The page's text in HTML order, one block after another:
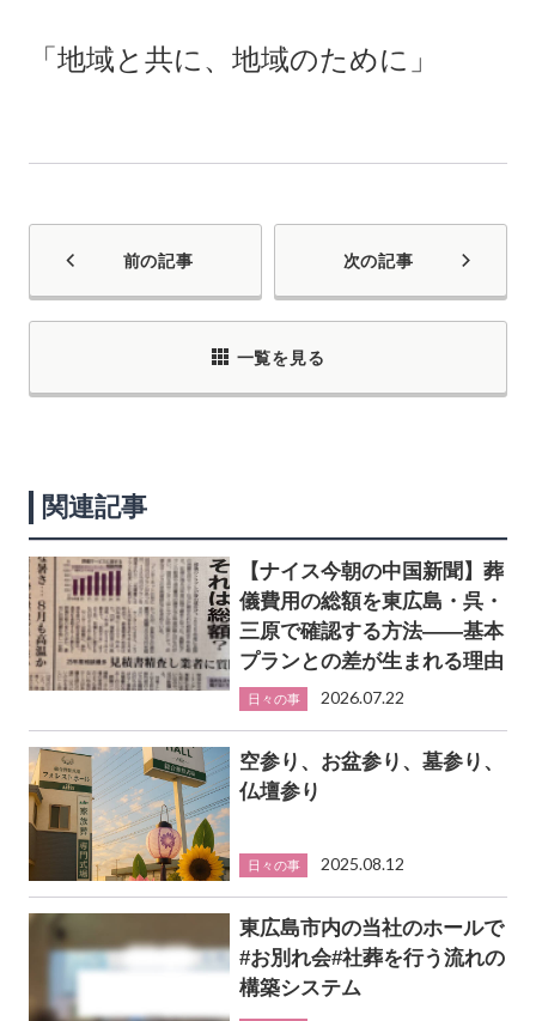
「地域と共に、地域のために」
前の記事 次の記事
一覧を見る
関連記事
【ナイス今朝の中国新聞】葬
儀費用の総額を東広島・呉・
三原で確認する方法――基本
プランとの差が生まれる理由
日々の事 2026.07.22
空参り、お盆参り、墓参り、
仏壇参り
日々の事 2025.08.12
東広島市内の当社のホールで
#お別れ会#社葬を行う流れの
構築システム